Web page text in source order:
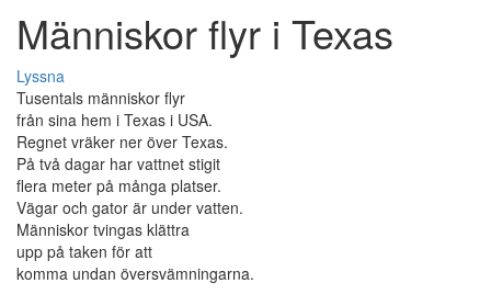
Människor flyr i Texas
Lyssna
Tusentals människor flyr
från sina hem i Texas i USA.
Regnet vräker ner över Texas.
På två dagar har vattnet stigit
flera meter på många platser.
Vägar och gator är under vatten.
Människor tvingas klättra
upp på taken för att
komma undan översvämningarna.